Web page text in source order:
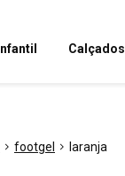
Infantil Calçados
footgel laranja